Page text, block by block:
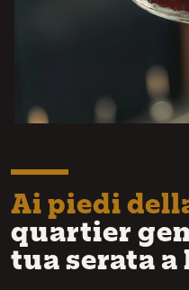
Ai piedi
quartier
tua serata a